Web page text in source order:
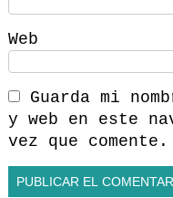
Web
Guarda mi
y web en este
vez que comente.